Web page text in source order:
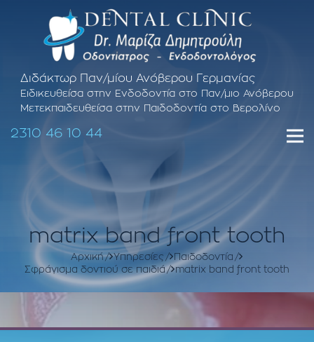
Διδάκτωρ Παν/μίου Ανόβερου Γερμανίας
Ειδικευθείσα στην Ενδοδοντία στο Παν/μιο Ανόβερου
Μετεκπαιδευθείσα στην Παιδοδοντία στο Βερολίνο
2310 46 10 44
matrix band front tooth
Αρχική Υπηρεσίες
Παιδοδοντία
Σφράγισμα δοντιού σε παιδιά
matrix band front tooth